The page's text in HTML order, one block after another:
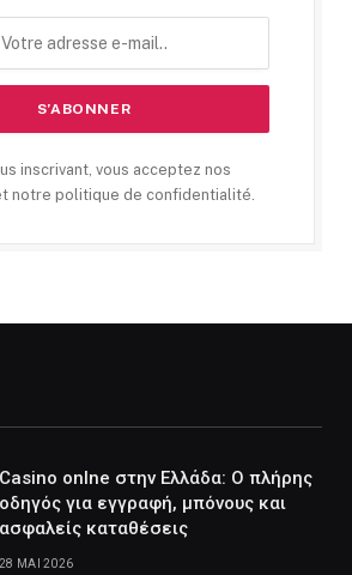
inscrivant, vous acceptez nos
notre politique de confidentialité.
Casino onlne στην Ελλάδα: Ο πλήρης
οδηγός για εγγραφή, μπόνους και
ασφαλείς καταθέσεις
28 MAI 2026